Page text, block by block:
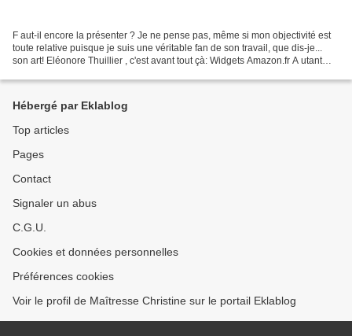
F aut-il encore la présenter ? Je ne pense pas, même si mon objectivité est
toute relative puisque je suis une véritable fan de son travail, que dis-je...
son art! Eléonore Thuillier , c'est avant tout çà: Widgets Amazon.fr A utant
Hébergé par Eklablog
Top articles
Pages
Contact
Signaler un abus
C.G.U.
Cookies et données personnelles
Préférences cookies
Voir le profil de Maîtresse Christine sur le portail Eklablog